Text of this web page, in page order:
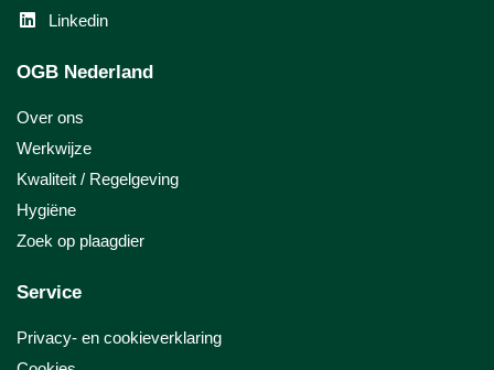
Linkedin
OGB Nederland
Over ons
Werkwijze
Kwaliteit / Regelgeving
Hygiëne
Zoek op plaagdier
Service
Privacy- en cookieverklaring